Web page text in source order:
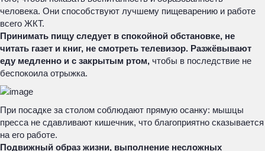
человека. Они способствуют лучшему пищеварению и работе
всего ЖКТ.
Принимать пищу следует в спокойной обстановке, не
читать газет и книг, не смотреть телевизор. Разжёвывают
еду медленно и с закрытым ртом, чтобы в последствие не
беспокоила отрыжка.
При посадке за столом соблюдают прямую осанку: мышцы
пресса не сдавливают кишечник, что благоприятно сказывается
на его работе.
Подвижный образ жизни, выполнение несложных